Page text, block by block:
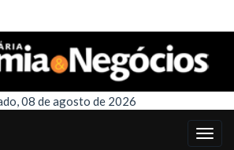
08 de agosto de 2026